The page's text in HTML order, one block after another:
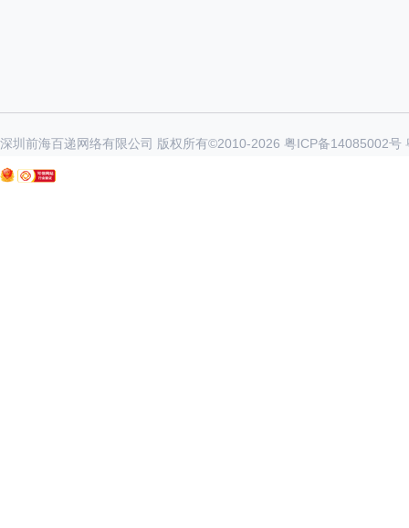
深圳前海百递网络有限公司 版权所有©2010-2026 粤ICP备14085002号